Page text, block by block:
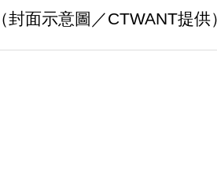
（封面示意圖／CTWANT提供